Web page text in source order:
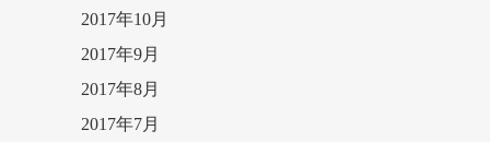
2017年10月
2017年9月
2017年8月
2017年7月